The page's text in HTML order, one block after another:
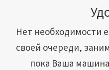
Нет необходимости
своей очереди,
пока Ваша